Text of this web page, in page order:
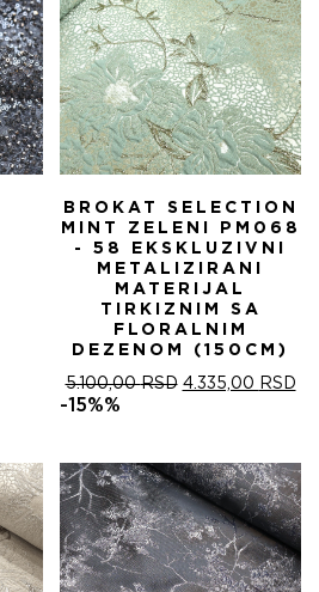
BROKAT SELECTION
MINT ZELENI PM068
- 58 EKSKLUZIVNI
METALIZIRANI
MATERIJAL
TIRKIZNIM SA
FLORALNIM
DEZENOM (150CM)
5.100,00RSD ОРИГИНАЛНА
5.100,00 RSD.
4.335,00 RSD
-15%%